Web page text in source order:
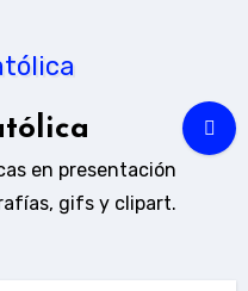
en presentación
gifs y clipart.